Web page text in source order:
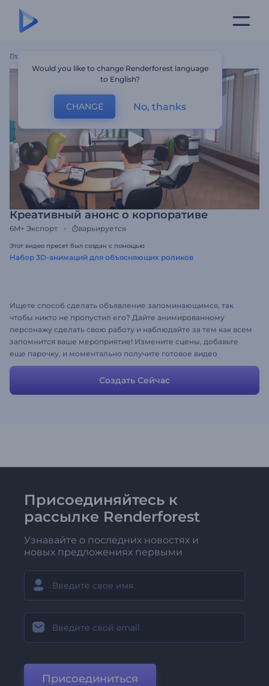
Главная
Креативный анонс о корпоративе
6M+ Экспорт варьируется
Этот видео пресет был создан с помощью
Набор 3D-анимаций для объясняющих роликов
Ищете способ сделать объявление запоминающимся, так
чтобы никто не пропустил его? Дайте анимированному
персонажу сделать свою работу и наблюдайте за тем как всем
запомнится ваше мероприятие! Измените сцены, добавьте
еще парочку, и моментально получите готовое видео
объявление.
Создать Сейчас
Присоединяйтесь к
рассылке Renderforest
Узнавайте о последних новостях и
новых предложениях первыми
Присоединиться
Would you like to change Renderforest language
to English?
CHANGE No, thanks